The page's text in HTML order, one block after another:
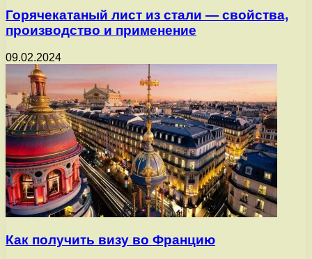
Горячекатаный лист из стали — свойства,
производство и применение
09.02.2024
Как получить визу во Францию